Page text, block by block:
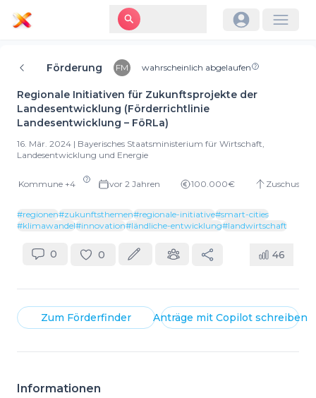
Förderung FM wahrscheinlich abgelaufen
Regionale Initiativen für Zukunftsprojekte der
Landesentwicklung (Förderrichtlinie
Landesentwicklung – FöRLa)
16. Mär. 2024 | Bayerisches Staatsministerium für Wirtschaft,
Landesentwicklung und Energie
Kommune +4 vor 2 Jahren 100.000€ Zuschuss
#regionen#zukunftsthemen#regionale-initiative#smart-cities
#klimawandel#innovation#ländliche-entwicklung#landwirtschaft
0 0 46
Zum Förderfinder Anträge mit Copilotschreiben
Informationen